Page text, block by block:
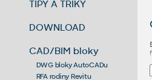
TIPY A TRIKY
DOWNLOAD
CAD/BIM bloky
DWG bloky AutoCADu
RFA rodiny Revitu